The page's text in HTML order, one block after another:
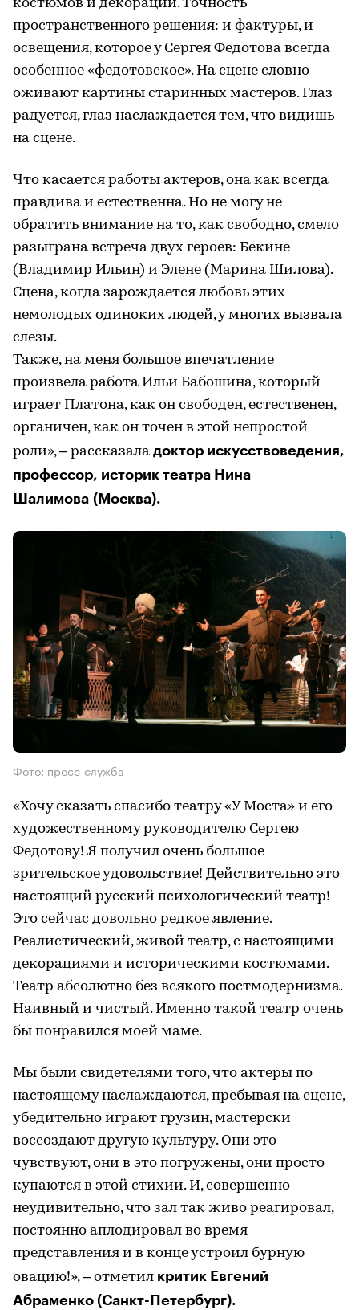
костюмов и декорации. Точность
пространственного решения: и фактуры, и
освещения, которое у Сергея Федотова всегда
особенное «федотовское». На сцене словно
оживают картины старинных мастеров. Глаз
радуется, глаз наслаждается тем, что видишь
на сцене.
Что касается работы актеров, она как всегда
правдива и естественна. Но не могу не
обратить внимание на то, как свободно, смело
разыграна встреча двух героев: Бекине
(Владимир Ильин) и Элене (Марина Шилова).
Сцена, когда зарождается любовь этих
немолодых одиноких людей, у многих вызвала
слезы.
Также, на меня большое впечатление
произвела работа Ильи Бабошина, который
играет Платона, как он свободен, естественен,
органичен, как он точен в этой непростой
роли», – рассказала доктор искусствоведения,
профессор, историк театра Нина
Шалимова (Москва).
Фото: пресс-служба
«Хочу сказать спасибо театру «У Моста» и его
художественному руководителю Сергею
Федотову! Я получил очень большое
зрительское удовольствие! Действительно это
настоящий русский психологический театр!
Это сейчас довольно редкое явление.
Реалистический, живой театр, с настоящими
декорациями и историческими костюмами.
Театр абсолютно без всякого постмодернизма.
Наивный и чистый. Именно такой театр очень
бы понравился моей маме.
Мы были свидетелями того, что актеры по
настоящему наслаждаются, пребывая на сцене,
убедительно играют грузин, мастерски
воссоздают другую культуру. Они это
чувствуют, они в это погружены, они просто
купаются в этой стихии. И, совершенно
неудивительно, что зал так живо реагировал,
постоянно аплодировал во время
представления и в конце устроил бурную
овацию!», – отметил критик Евгений
Абраменко (Санкт-Петербург).